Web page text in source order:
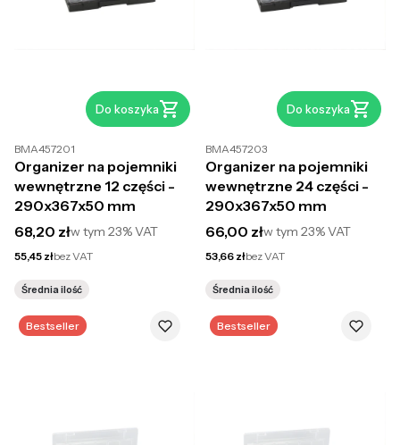
Do koszyka
BMA457201
Organizer na pojemniki
wewnętrzne 12 części -
290x367x50 mm
Cena brutto
68,20 złw tym 23%VAT
Cena netto
55,45 złbez VAT
Średnia ilość
Do koszyka
BMA457203
Organizer na pojemniki
wewnętrzne 24 części -
290x367x50 mm
Cena brutto
66,00 złw tym23%VAT
Cena netto
53,66 złbez VAT
Średnia ilość
Bestseller Bestseller